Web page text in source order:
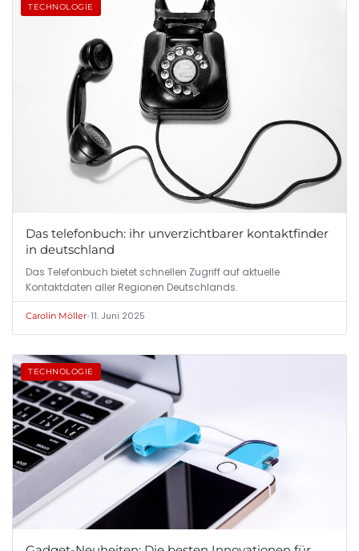
TECHNOLOGIE
Das telefonbuch: ihr unverzichtbarer kontaktfinder
in deutschland
Das Telefonbuch bietet schnellen Zugriff auf aktuelle
Kontaktdaten aller Regionen Deutschlands.
Carolin Möller•11. Juni 2025
TECHNOLOGIE